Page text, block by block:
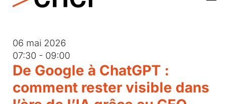
06 mai 2026
07:30 - 09:00
De Google à ChatGPT :
comment rester visible dans